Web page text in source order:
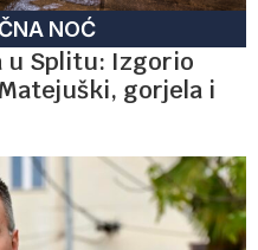
NOĆ
u Splitu: Izgorio
gorjela i